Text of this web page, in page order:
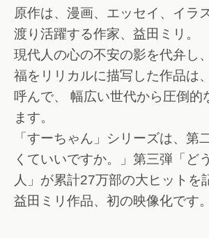
原作は、漫画、エッセイ、イラ
渡り活躍する作家、益田ミリ。
現代人の心の不安の影を代弁し
福をリリカルに描写した作品は
呼んで、 幅広い世代から圧倒的
ます。
「すーちゃん」シリーズは、第
くていいですか。」第三弾「ど
人」が累計27万部の大ヒットを
益田ミリ作品、初の映像化です。